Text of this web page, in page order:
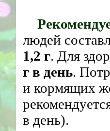
людей
1,2 г. Для
г в день.
и кормящих
в день).